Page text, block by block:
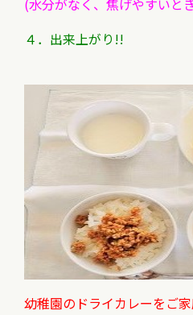
(水分がなく、焦げやすいと
４．出来上がり!!
幼稚園のドライカレーをご